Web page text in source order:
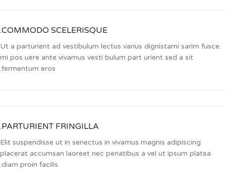
COMMODO SCELERISQUE.
Ut a parturient ad vestibulum lectus varius dignistami sarim fusce
mi pos uere ante vivamus vesti bulum part urient sed a sit
fermentum eros.
PARTURIENT FRINGILLA.
Elit suspendisse ut in senectus in vivamus magnis adipiscing
placerat accumsan laoreet nec penatibus a vel ut ipsum platea
diam proin facilis.